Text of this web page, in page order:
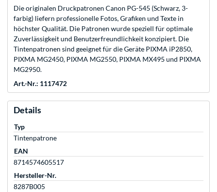
Die originalen Druckpatronen Canon PG-545 (Schwarz, 3-
farbig) liefern professionelle Fotos, Grafiken und Texte in
höchster Qualität. Die Patronen wurde speziell für optimale
Zuverlässigkeit und Benutzerfreundlichkeit konzipiert. Die
Tintenpatronen sind geeignet für die Geräte PIXMA iP2850,
PIXMA MG2450, PIXMA MG2550, PIXMA MX495 und PIXMA
MG2950.
Art.-Nr.: 1117472
Details
Typ
Tintenpatrone
EAN
8714574605517
Hersteller-Nr.
8287B005